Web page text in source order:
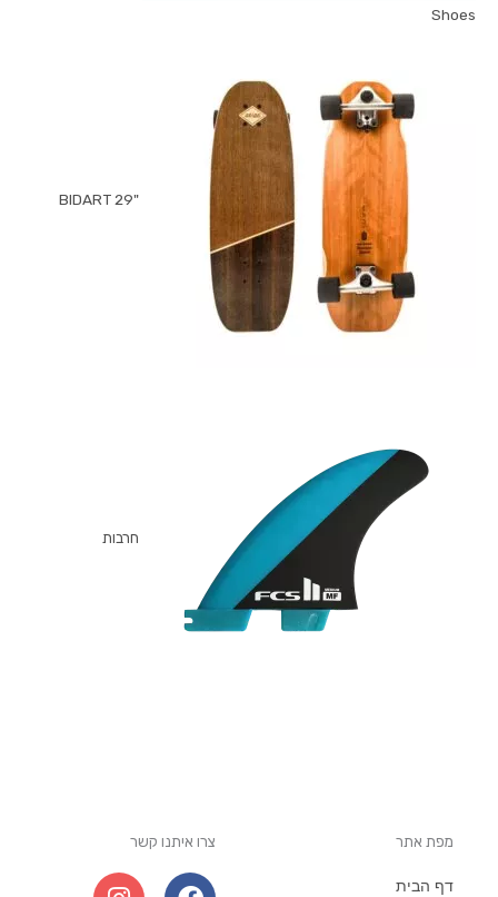
Shoes
"BIDART 29
חרבות
מפת אתר
דף הבית
צרו איתנו קשר
F
I
W